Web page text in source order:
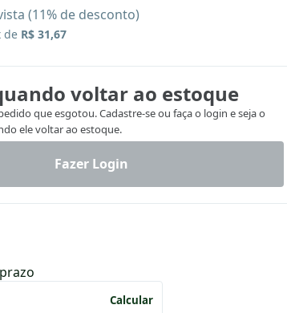
(11% de desconto)
de R$ 31,67
voltar ao estoque
que esgotou. Cadastre-se ou faça o login e seja o
ele voltar ao estoque.
Fazer Login
Calcular